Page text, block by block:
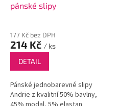
pánské slipy
177 Kč bez DPH
214 Kč / ks
DETAIL
Pánské jednobarevné slipy
Andrie z kvalitní 50% bavlny,